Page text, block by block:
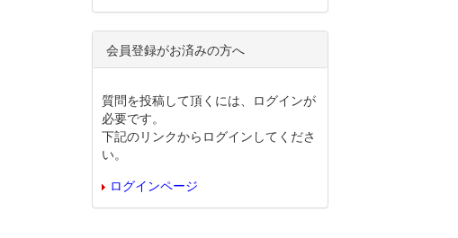
会員登録がお済みの方へ
質問を投稿して頂くには、ログインが
必要です。
下記のリンクからログインしてくださ
い。
ログインページ